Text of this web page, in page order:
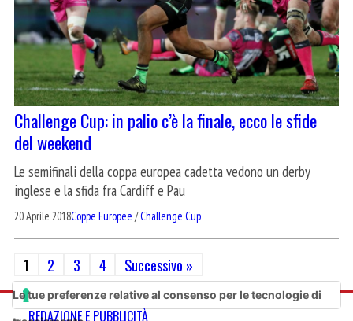
Challenge Cup: in palio c’è la finale, ecco le sfide
del weekend
Le semifinali della coppa europea cadetta vedono un derby
inglese e la sfida fra Cardiff e Pau
20 Aprile 2018Coppe Europee /Challenge Cup
Paginazione
degli
1 2 3 4 Successivo »
REDAZIONE E PUBBLICITÀ
Le tue preferenze relative al consenso per le tecnologie di